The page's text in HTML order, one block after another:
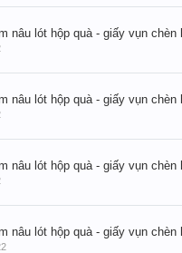
nâu lót hộp quà - giấy vụn chèn
nâu lót hộp quà - giấy vụn chèn
nâu lót hộp quà - giấy vụn chèn
nâu lót hộp quà - giấy vụn chèn